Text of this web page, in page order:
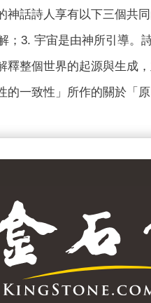
話詩人享有以下三個共
；3. 宇宙是由神所引導。
整個世界的起源與生成
一致性」所作的關於「原